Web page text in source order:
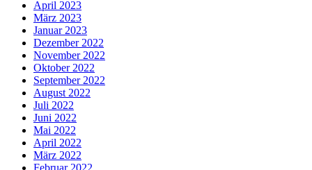
April 2023
März 2023
Januar 2023
Dezember 2022
November 2022
Oktober 2022
September 2022
August 2022
Juli 2022
Juni 2022
Mai 2022
April 2022
März 2022
Februar 2022